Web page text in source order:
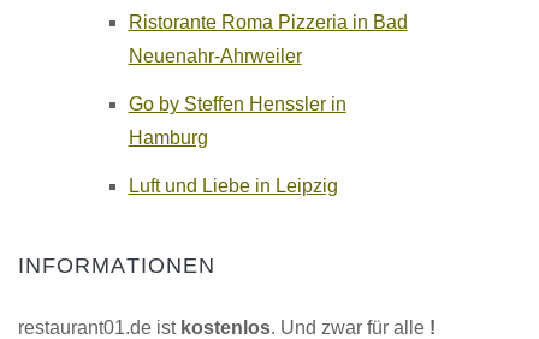
Ristorante Roma Pizzeria in Bad
Neuenahr-Ahrweiler
Go by Steffen Henssler in
Hamburg
Luft und Liebe in Leipzig
INFORMATIONEN
restaurant01.de ist kostenlos. Und zwar für alle !